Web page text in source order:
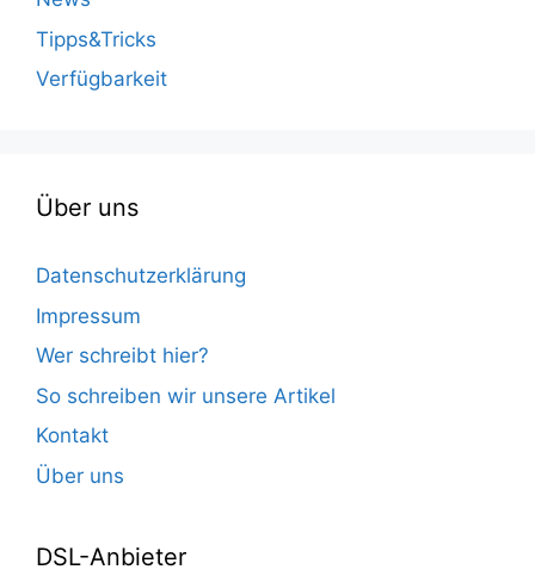
Tipps&Tricks
Verfügbarkeit
Über uns
Datenschutzerklärung
Impressum
Wer schreibt hier?
So schreiben wir unsere Artikel
Kontakt
Über uns
DSL-Anbieter